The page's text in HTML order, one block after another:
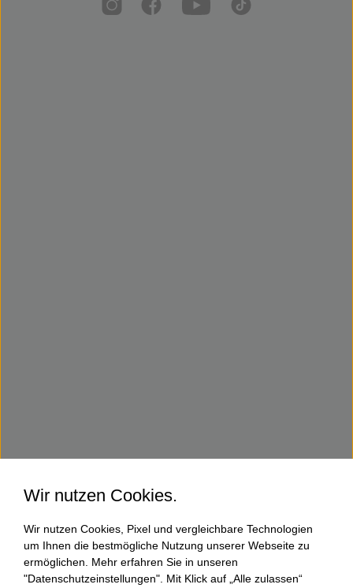
Wir nutzen Cookies.
Wir nutzen Cookies, Pixel und vergleichbare Technologien
um Ihnen die bestmögliche Nutzung unserer Webseite zu
ermöglichen. Mehr erfahren Sie in unseren
"Datenschutzeinstellungen". Mit Klick auf „Alle zulassen“